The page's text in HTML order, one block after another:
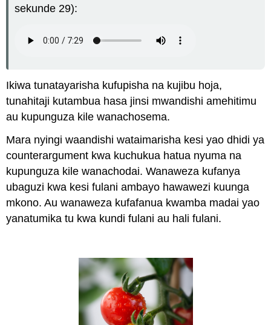
sekunde 29):
Ikiwa tunatayarisha kufupisha na kujibu hoja,
tunahitaji kutambua hasa jinsi mwandishi amehitimu
au kupunguza kile wanachosema.
Mara nyingi waandishi wataimarisha kesi yao dhidi ya
counterargument kwa kuchukua hatua nyuma na
kupunguza kile wanachodai. Wanaweza kufanya
ubaguzi kwa kesi fulani ambayo hawawezi kuunga
mkono. Au wanaweza kufafanua kwamba madai yao
yanatumika tu kwa kundi fulani au hali fulani.